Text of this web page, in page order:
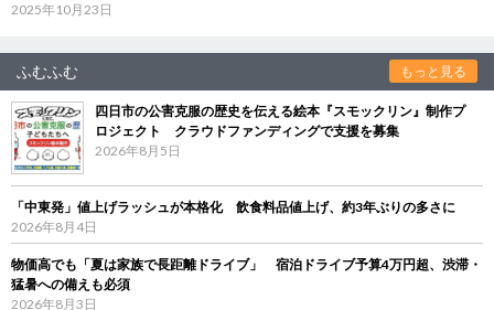
2025年10月23日
ふむふむ もっと見る
四日市の公害克服の歴史を伝える絵本『スモックリン』制作プ
ロジェクト クラウドファンディングで支援を募集
2026年8月5日
「中東発」値上げラッシュが本格化 飲食料品値上げ、約3年ぶりの多さに
2026年8月4日
物価高でも「夏は家族で長距離ドライブ」 宿泊ドライブ予算4万円超、渋滞・
猛暑への備えも必須
2026年8月3日